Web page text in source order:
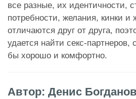
все разные, их идентичности,
потребности, желания, кинки и
отличаются друг от друга,
удается найти секс-
бы хорошо и комфортно.
Автор: Денис Богданов